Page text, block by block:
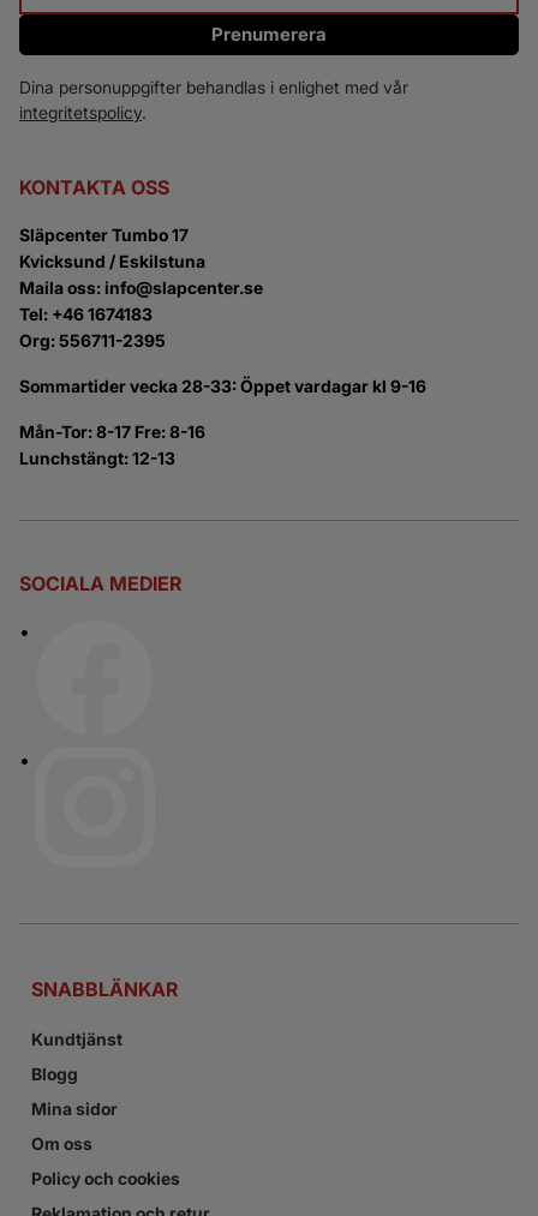
Prenumerera
Dina personuppgifter behandlas i enlighet med vår
integritetspolicy.
KONTAKTA OSS
Släpcenter Tumbo 17
Kvicksund / Eskilstuna
Maila oss: info@slapcenter.se
Tel: +46 1674183
Org: 556711-2395
Sommartider vecka 28-33: Öppet vardagar kl 9-16
Mån-Tor: 8-17 Fre: 8-16
Lunchstängt: 12-13
SOCIALA MEDIER
SNABBLÄNKAR
Kundtjänst
Blogg
Mina sidor
Om oss
Policy och cookies